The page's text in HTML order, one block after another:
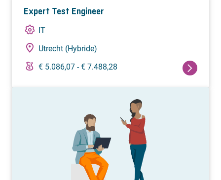
Expert Test Engineer
IT
Utrecht (Hybride)
€ 5.086,07 - € 7.488,28